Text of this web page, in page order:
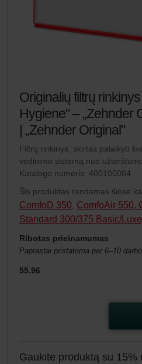
Originalių filtrų
Hygiene" – „Zehnder
| „Zehnder Original"
Filtrų rinkinys, skirtas palaikyti
vėdinimo sistemą nuo
Katalogo numeris: 400100084
Šis produktas randamas šiose
ComfoD 350 ComfoAir 550,
Standard 300/375 Basic/Luxe
Ribotas prieinamumas
Paprastai pristatoma per 6–10
55.96
Gaukite produktą su 15%